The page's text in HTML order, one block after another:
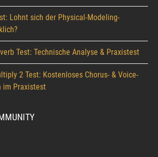
Lohnt sich der Physical-Modeling-
Test: Technische Analyse & Praxistest
2 Test: Kostenloses Chorus- & Voice-
im Praxistest